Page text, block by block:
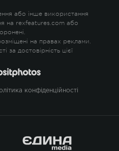
або інше використання
на rexfeatures.com або
на правах реклами.
за достовірність цієї
конфіденційності